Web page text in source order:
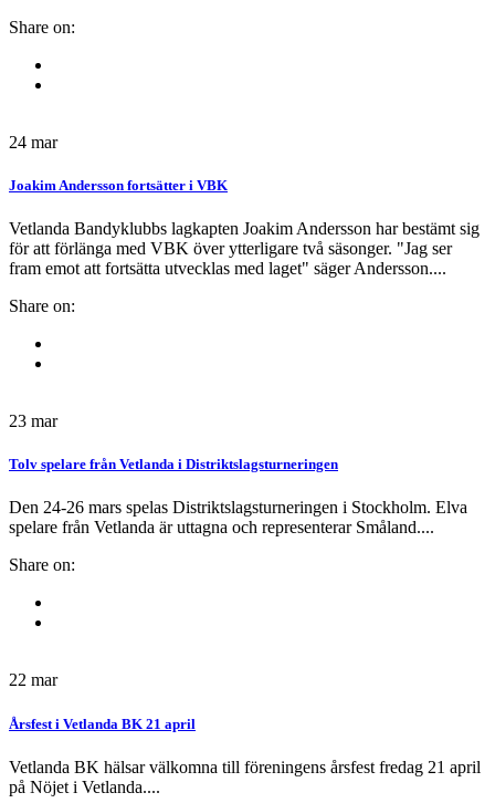
Share on:
24 mar
Joakim Andersson fortsätter i VBK
Vetlanda Bandyklubbs lagkapten Joakim Andersson har bestämt sig
för att förlänga med VBK över ytterligare två säsonger. "Jag ser
fram emot att fortsätta utvecklas med laget" säger Andersson....
Share on:
23 mar
Tolv spelare från Vetlanda i Distriktslagsturneringen
Den 24-26 mars spelas Distriktslagsturneringen i Stockholm. Elva
spelare från Vetlanda är uttagna och representerar Småland....
Share on:
22 mar
Årsfest i Vetlanda BK 21 april
Vetlanda BK hälsar välkomna till föreningens årsfest fredag 21 april
på Nöjet i Vetlanda....